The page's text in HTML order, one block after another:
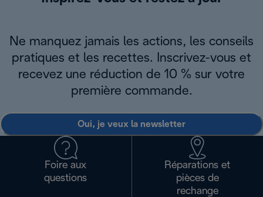
Ne manquez jamais les actions, les conseils
pratiques et les recettes. Inscrivez-vous et
recevez une réduction de 10 % sur votre
première commande.
Oui, je veux la newsletter
Foire aux
questions
Réparations et
pièces de
rechange